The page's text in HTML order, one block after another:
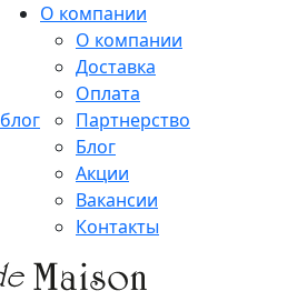
блог
О компании
О компании
Доставка
Оплата
Партнерство
Блог
Акции
Вакансии
Контакты